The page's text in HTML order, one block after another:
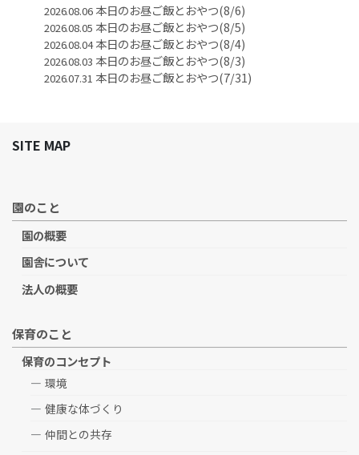
2026.08.06本日のお昼ご飯とおやつ(8/6)
2026.08.05 本日のお昼ご飯とおやつ(8/5)
2026.08.04本日のお昼ご飯とおやつ(8/4)
2026.08.03 本日のお昼ご飯とおやつ(8/3)
2026.07.31 本日のお昼ご飯とおやつ(7/31)
SITE MAP
園のこと
園の概要
園舎について
法人の概要
保育のこと
保育のコンセプト
環境
健康な体づくり
仲間との共存